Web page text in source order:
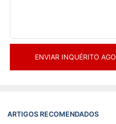
ENVIAR INQUÉRITO
ARTIGOS RECOMENDADOS